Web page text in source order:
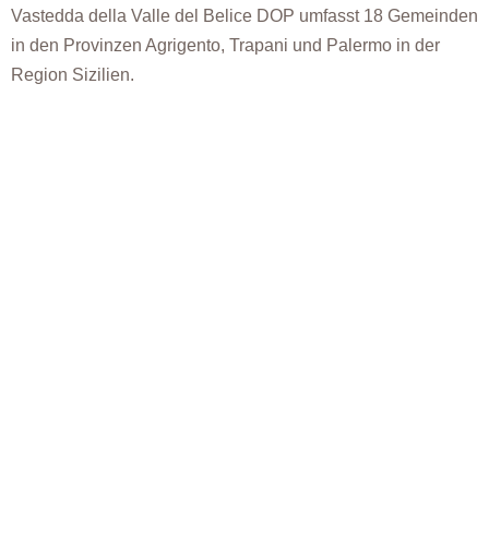
Vastedda della Valle del Belice DOP umfasst 18 Gemeinden
in den Provinzen Agrigento, Trapani und Palermo in der
Region Sizilien.